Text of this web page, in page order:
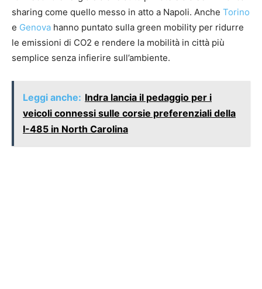
sharing come quello messo in atto a Napoli. Anche Torino
e Genova hanno puntato sulla green mobility per ridurre
le emissioni di CO2 e rendere la mobilità in città più
semplice senza infierire sull’ambiente.
Leggi anche: Indra lancia il pedaggio per i
veicoli connessi sulle corsie preferenziali della
I-485 in North Carolina